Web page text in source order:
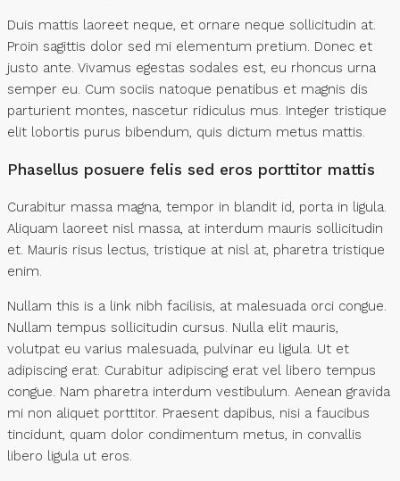
Duis mattis laoreet neque, et ornare neque sollicitudin at.
Proin sagittis dolor sed mi elementum pretium. Donec et
justo ante. Vivamus egestas sodales est, eu rhoncus urna
semper eu. Cum sociis natoque penatibus et magnis dis
parturient montes, nascetur ridiculus mus. Integer tristique
elit lobortis purus bibendum, quis dictum metus mattis.
Phasellus posuere felis sed eros porttitor mattis
Curabitur massa magna, tempor in blandit id, porta in ligula.
Aliquam laoreet nisl massa, at interdum mauris sollicitudin
et. Mauris risus lectus, tristique at nisl at, pharetra tristique
enim.
Nullam this is a link nibh facilisis, at malesuada orci congue.
Nullam tempus sollicitudin cursus. Nulla elit mauris,
volutpat eu varius malesuada, pulvinar eu ligula. Ut et
adipiscing erat. Curabitur adipiscing erat vel libero tempus
congue. Nam pharetra interdum vestibulum. Aenean gravida
mi non aliquet porttitor. Praesent dapibus, nisi a faucibus
tincidunt, quam dolor condimentum metus, in convallis
libero ligula ut eros.